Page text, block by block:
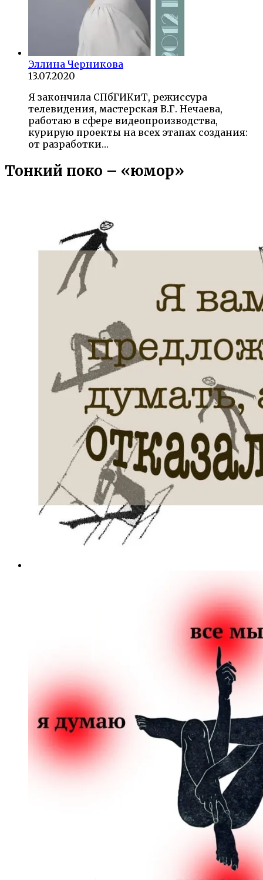
Эллина Черникова
13.07.2020
Я закончила СПбГИКиТ, режиссура
телевидения, мастерская В.Г. Нечаева,
работаю в сфере видеопроизводства,
курирую проекты на всех этапах создания:
от разработки…
Тонкий поко – «юмор»